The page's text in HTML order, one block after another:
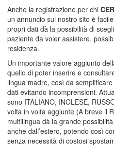
Anche la registrazione per chi
un annuncio sul nostro sito è
propri dati dà la possibilità di
paziente da voler assistere,
residenza.
Un importante valore aggiunto
quello di poter inserire e
lingua madre, così da
dati evitando incomprensioni.
sono ITALIANO, INGLESE,
volta in volta aggiunte (A breve il
multilingua dà la grande
anche dall’estero, potendo così
senza necessità di costosi